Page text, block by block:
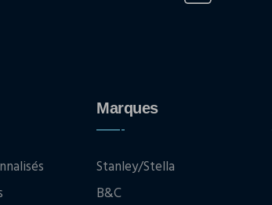
Marques
Stanley/Stella
B&C